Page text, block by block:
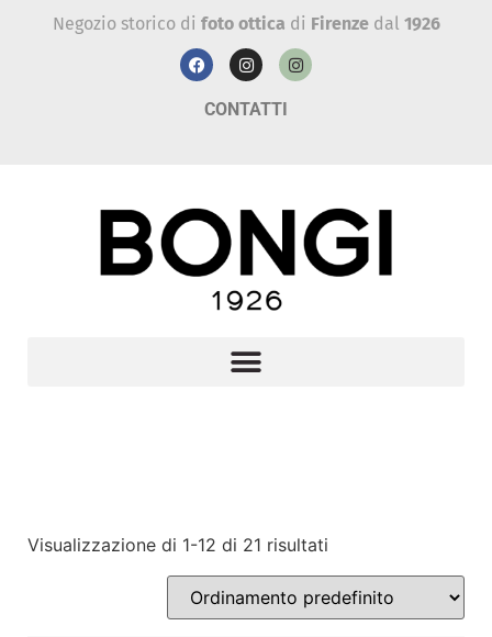
Negozio storico di foto ottica di Firenzedal 1926
CONTATTI
Visualizzazione di 1-12 di 21 risultati